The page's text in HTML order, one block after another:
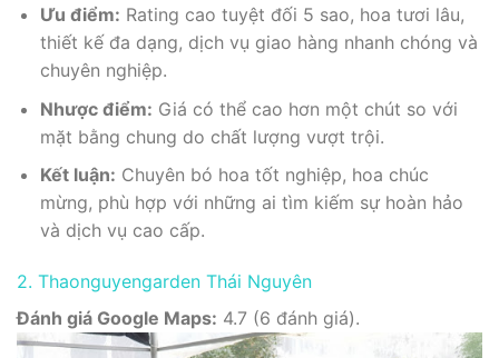
Ưu điểm: Rating cao tuyệt đối 5 sao, hoa tươi lâu,
thiết kế đa dạng, dịch vụ giao hàng nhanh chóng và
chuyên nghiệp.
Nhược điểm: Giá có thể cao hơn một chút so với
mặt bằng chung do chất lượng vượt trội.
Kết luận: Chuyên bó hoa tốt nghiệp, hoa chúc
mừng, phù hợp với những ai tìm kiếm sự hoàn hảo
và dịch vụ cao cấp.
2. Thaonguyengarden Thái Nguyên
Đánh giá Google Maps: 4.7 (6 đánh giá).